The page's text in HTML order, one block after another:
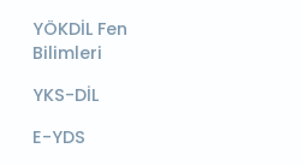
YÖKDİL Fen
Bilimleri
YKS-DİL
E-YDS